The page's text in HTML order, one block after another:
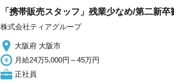
「携帯販売スタッフ」残業少なめ/第二新
株式会社ティアグループ
大阪府 大阪市
月給24万5,000円～45万円
正社員